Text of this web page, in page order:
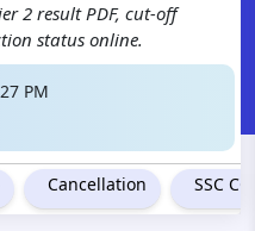
2 result PDF, cut-off
status online.
PM
Cancellation SSC